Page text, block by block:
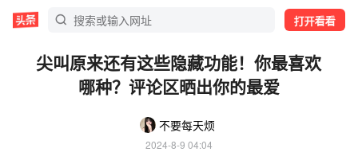
打开看看
尖叫原来还有这些隐藏功能！你最喜欢
哪种？评论区晒出你的最爱
不要每天烦
2024-8-9 04:04